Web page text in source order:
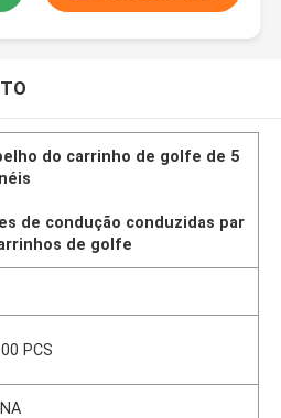
do carrinho de golfe de 5
de condução conduzidas par
de golfe
PCS